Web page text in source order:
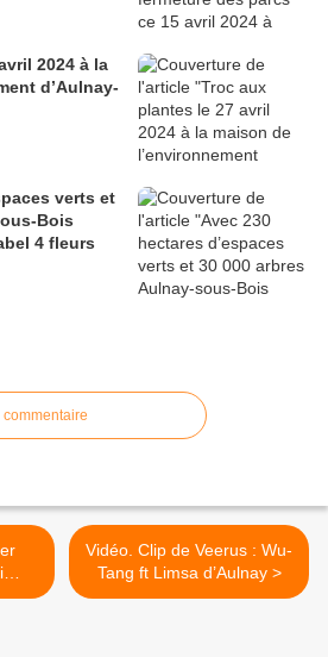
2024 à la
d’Aulnay-
verts et
Bois
4 fleurs
Vidéo. Clip de Veerus : Wu-
Tang ft Limsa d’Aulnay >